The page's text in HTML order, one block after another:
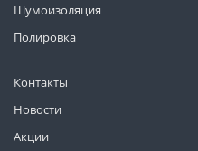
Контакты
Новости
Акции
Шумоизоляция
Полировка